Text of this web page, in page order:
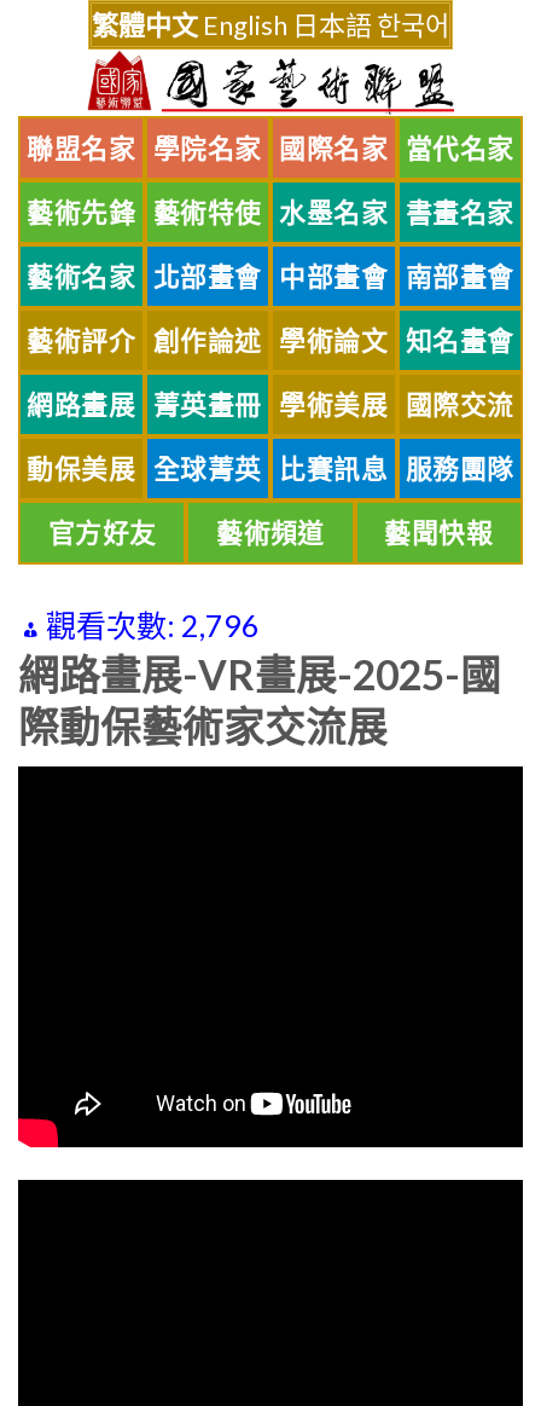
繁體中文 English 日本語한국어
聯盟名家 學院名家 國際名家 當代名家
藝術先鋒 藝術特使 水墨名家 書畫名家
藝術名家 北部畫會 中部畫會 南部畫會
藝術評介 創作論述 學術論文 知名畫會
網路畫展 菁英畫冊 學術美展 國際交流
動保美展 全球菁英 比賽訊息 服務團隊
官方好友 藝術頻道 藝聞快報
觀看次數: 2,796
網路畫展-VR畫展-2025-國
際動保藝術家交流展